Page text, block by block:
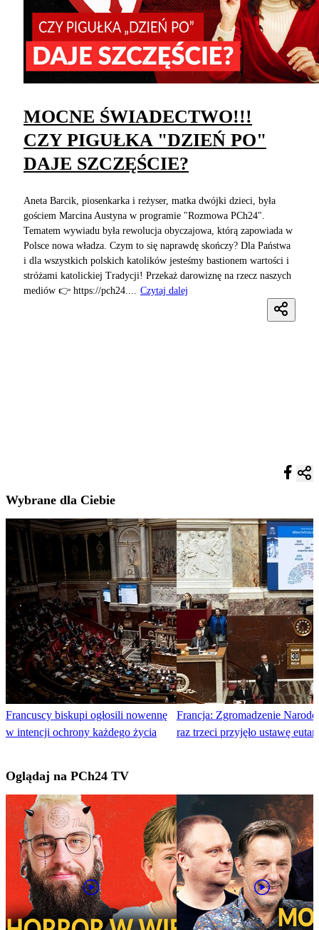
MOCNE ŚWIADECTWO!!!
CZY PIGUŁKA "DZIEŃ PO"
DAJE SZCZĘŚCIE?
Aneta Barcik, piosenkarka i reżyser, matka dwójki dzieci, była
gościem Marcina Austyna w programie "Rozmowa PCh24".
Tematem wywiadu była rewolucja obyczajowa, którą zapowiada w
Polsce nowa władza. Czym to się naprawdę skończy? Dla Państwa
i dla wszystkich polskich katolików jesteśmy bastionem wartości i
stróżami katolickiej Tradycji! Przekaż darowiznę na rzecz naszych
mediów 👉 https://pch24.... Czytaj dalej
Wybrane dla Ciebie
Francuscy biskupi ogłosili nowennę
w intencji ochrony każdego życia
Francja: Zgromadzenie
raz trzeci przyjęło ustawę
Oglądaj na PCh24 TV